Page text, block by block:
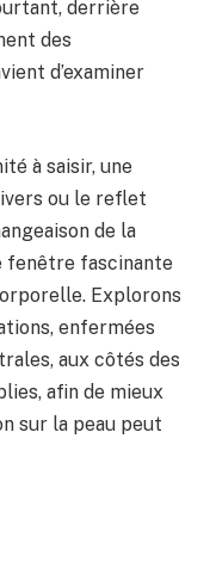
derrière
des
d’examiner
à saisir, une
ou le reflet
de la
fenêtre fascinante
Explorons
enfermées
aux côtés des
afin de mieux
sur la peau peut